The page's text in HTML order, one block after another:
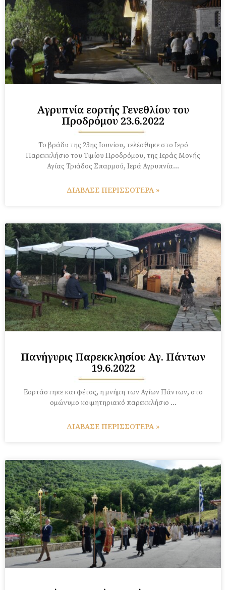
Αγρυπνία εορτής Γενεθλίου του
Προδρόμου 23.6.2022
Το βράδυ της 23ης Ιουνίου, τελέσθηκε στο Ιερό
Παρεκκλήσιο του Τιμίου Προδρόμου, της Ιεράς Μονής
Αγίας Τριάδος Σπαρμού, Ιερά Αγρυπνία…
ΔΙΑΒΑΣΕ ΠΕΡΙΣΣΟΤΕΡΑ »
Πανήγυρις Παρεκκλησίου Αγ. Πάντων
19.6.2022
Εορτάστηκε και φέτος, η μνήμη των Αγίων Πάντων, στο
ομώνυμο κοιμητηριακό παρεκκλήσιο …
ΔΙΑΒΑΣΕ ΠΕΡΙΣΣΟΤΕΡΑ »